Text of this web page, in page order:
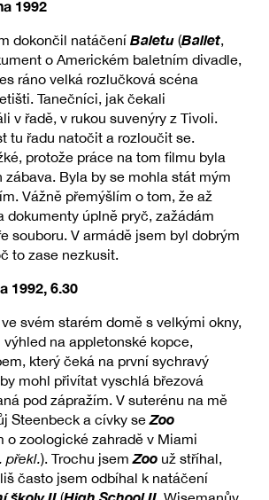
1992
dokončil natáčení Baletu (Ballet,
o Americkém baletním divadle,
ráno velká rozlučková scéna
Tanečníci, jak čekali
v řadě, v rukou suvenýry z Tivoli.
tu řadu natočit a rozloučit se.
protože práce na tom filmu byla
zábava. Byla by se mohla stát mým
Vážně přemýšlím o tom, že až
dokumenty úplně pryč, zažádám
souboru. V armádě jsem byl dobrým
to zase nezkusit.
1992, 6.30
svém starém domě s velkými okny,
na appletonské kopce,
který čeká na první sychravý
mohl přivítat vyschlá březová
pod zápražím. V suterénu na mě
Steenbeck a cívky seZoo
o zoologické zahradě v Miami
překl.). Trochu jsemZoo už stříhal,
často jsem odbíhal k natáčení